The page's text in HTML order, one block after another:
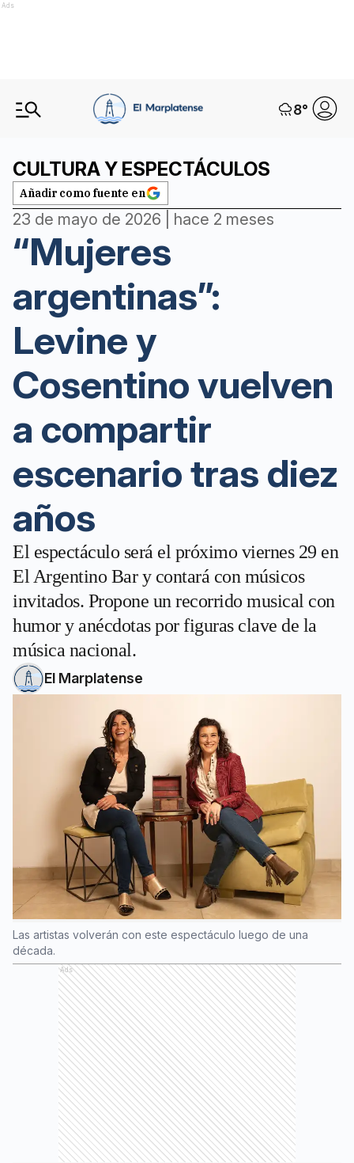
Ads
8°
CULTURA Y ESPECTÁCULOS
Añadir como fuente en
23 de mayo de 2026 | hace 2 meses
“Mujeres
argentinas”:
Levine y
Cosentino vuelven
a compartir
escenario tras diez
años
El espectáculo será el próximo viernes 29 en
El Argentino Bar y contará con músicos
invitados. Propone un recorrido musical con
humor y anécdotas por figuras clave de la
música nacional.
El Marplatense
Las artistas volverán con este espectáculo luego de una
década.
Ads